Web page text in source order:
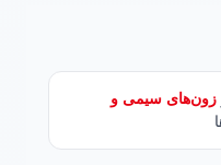
زون‌های سیمی و